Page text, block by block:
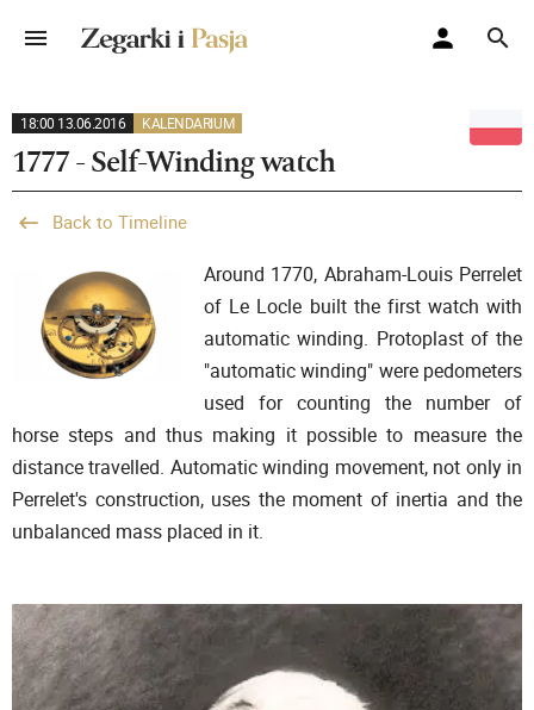
18:00 13.06.2016 KALENDARIUM
1777 - Self-Winding watch
Back to Timeline
Around 1770, Abraham-Louis Perrelet
of Le Locle built the first watch with
automatic winding. Protoplast of the
"automatic winding" were pedometers
used for counting the number of
horse steps and thus making it possible to measure the
distance travelled. Automatic winding movement, not only in
Perrelet's construction, uses the moment of inertia and the
unbalanced mass placed in it.